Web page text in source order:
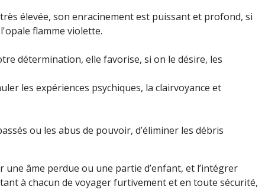
élevée, son enracinement est puissant et profond, si
flamme violette.
détermination, elle favorise, si on le désire, les
les expériences psychiques, la clairvoyance et
ou les abus de pouvoir, d’éliminer les débris
âme perdue ou une partie d’enfant, et l’intégrer
à chacun de voyager furtivement et en toute sécurité,